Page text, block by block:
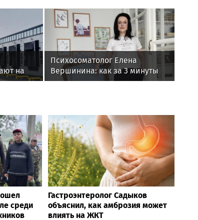
на
Психосоматолог Елена
Вершинина: как за 3 минуты
вернуть себе равновесие
среди
Гастроэнтеролог Садыков
объяснил, как амброзия может
влиять на ЖКТ